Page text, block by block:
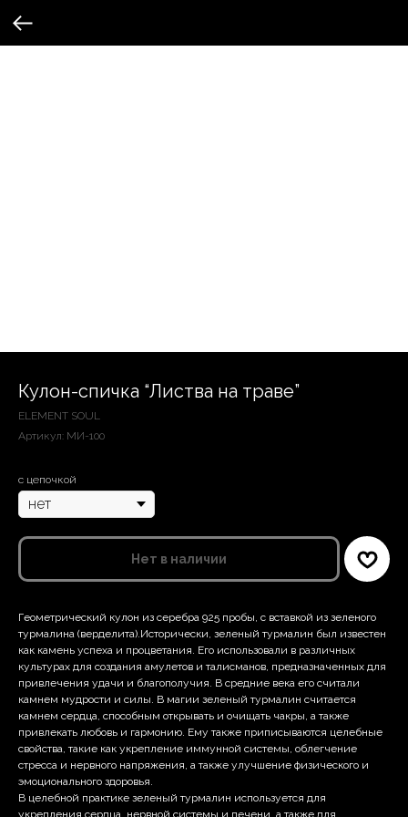
Кулон-спичка “Листва на траве”
ELEMENT SOUL
Артикул: МИ-100
с цепочкой
Нет в наличии
Геометрический кулон из серебра 925 пробы, с вставкой из зеленого
турмалина (верделита).Исторически, зеленый турмалин был известен
как камень успеха и процветания. Его использовали в различных
культурах для создания амулетов и талисманов, предназначенных для
привлечения удачи и благополучия. В средние века его считали
камнем мудрости и силы. В магии зеленый турмалин считается
камнем сердца, способным открывать и очищать чакры, а также
привлекать любовь и гармонию. Ему также приписываются целебные
свойства, такие как укрепление иммунной системы, облегчение
стресса и нервного напряжения, а также улучшение физического и
эмоционального здоровья.
В целебной практике зеленый турмалин используется для
укрепления сердца, нервной системы и печени, а также для